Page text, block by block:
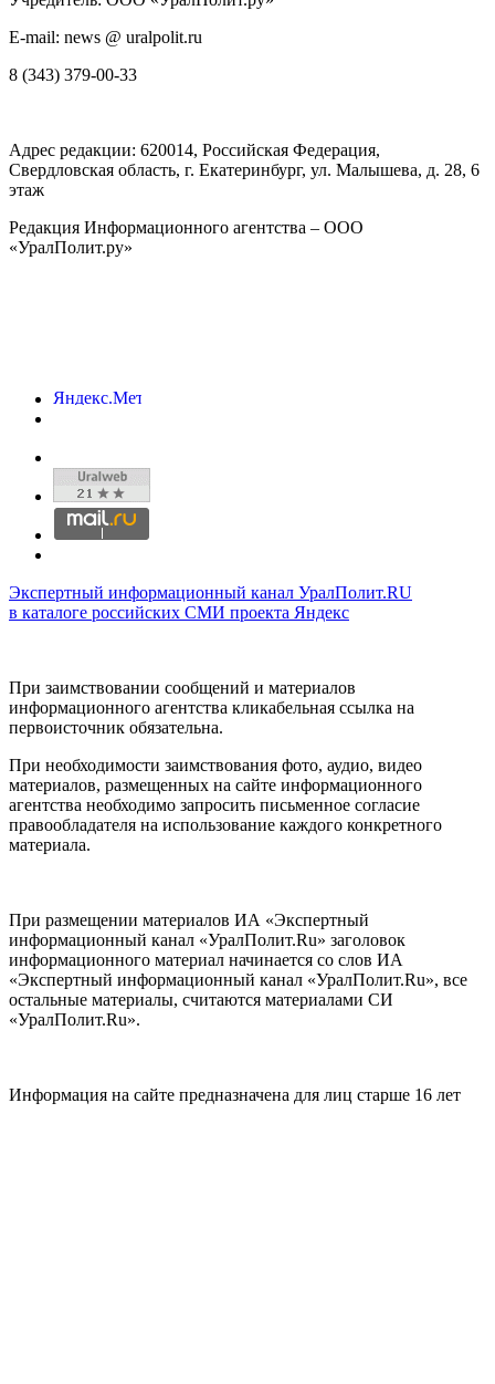
E-mail: news @ uralpolit.ru
8 (343) 379-00-33
Адрес редакции: 620014, Российская Федерация,
Свердловская область, г. Екатеринбург, ул. Малышева, д. 28, 6
этаж
Редакция Информационного агентства – ООО
«УралПолит.ру»
Экспертный информационный канал УралПолит.RU
в каталоге российских СМИ проекта Яндекс
При заимствовании сообщений и материалов
информационного агентства кликабельная ссылка на
первоисточник обязательна.
При необходимости заимствования фото, аудио, видео
материалов, размещенных на сайте информационного
агентства необходимо запросить письменное согласие
правообладателя на использование каждого конкретного
материала.
При размещении материалов ИА «Экспертный
информационный канал «УралПолит.Ru» заголовок
информационного материал начинается со слов ИА
«Экспертный информационный канал «УралПолит.Ru», все
остальные материалы, считаются материалами СИ
«УралПолит.Ru».
Информация на сайте предназначена для лиц старше 16 лет